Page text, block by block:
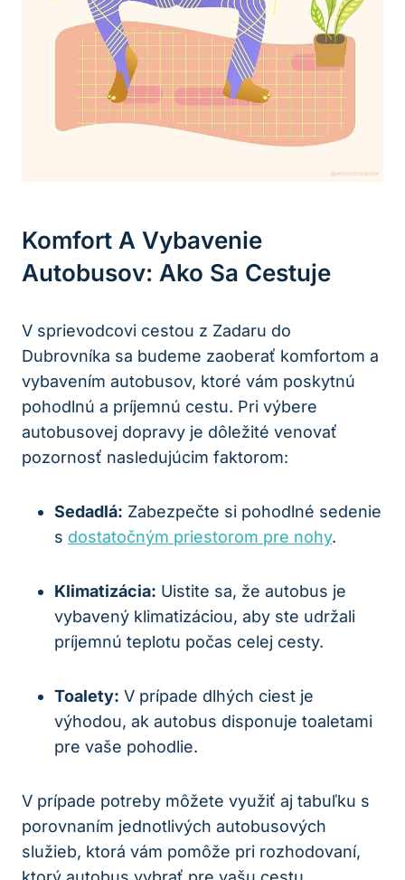
Komfort A Vybavenie
Autobusov: Ako Sa Cestuje
V sprievodcovi cestou z Zadaru do
Dubrovníka sa budeme zaoberať komfortom a
vybavením autobusov, ktoré vám poskytnú
pohodlnú a príjemnú cestu. Pri výbere
autobusovej dopravy je dôležité venovať
pozornosť nasledujúcim faktorom:
Sedadlá: Zabezpečte si pohodlné sedenie
s dostatočným priestorom pre nohy.
Klimatizácia: Uistite sa, že autobus je
vybavený klimatizáciou, aby ste udržali
príjemnú teplotu počas celej cesty.
Toalety: V prípade dlhých ciest je
výhodou, ak autobus disponuje toaletami
pre vaše pohodlie.
V prípade potreby môžete využiť aj tabuľku s
porovnaním jednotlivých autobusových
služieb, ktorá vám pomôže pri rozhodovaní,